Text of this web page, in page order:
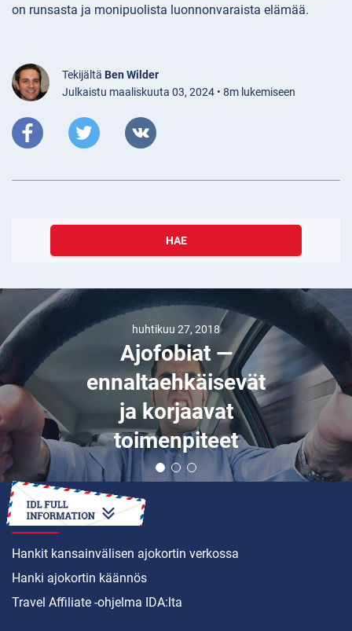
on runsasta ja monipuolista luonnonvaraista elämää.
Tekijältä Ben Wilder
Julkaistu maaliskuuta 03, 2024 • 8m lukemiseen
HAE
huhtikuu 27, 2018
Ajofobiat —
ennaltaehkäisevät
ja korjaavat
toimenpiteet
MITEN
Hankit kansainvälisen ajokortin verkossa
Hanki ajokortin käännös
Travel Affiliate -ohjelma IDA:lta